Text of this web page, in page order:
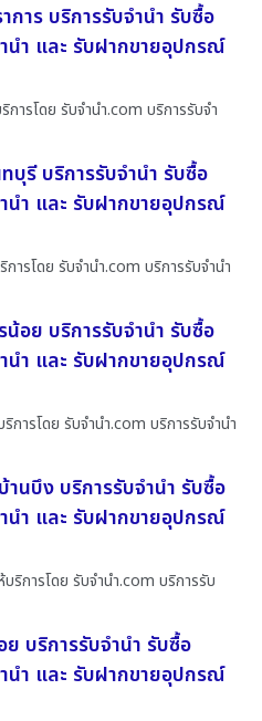
าร บริการรับจำนำ รับซื้อ
ำ และ รับฝากขายอุปกรณ์
การโดย รับจํานํา.com บริการรับจำ
บุรี บริการรับจำนำ รับซื้อ
ำ และ รับฝากขายอุปกรณ์
ารโดย รับจํานํา.com บริการรับจำนำ
อย บริการรับจำนำ รับซื้อ
ำ และ รับฝากขายอุปกรณ์
การโดย รับจํานํา.com บริการรับจำนำ
นบึง บริการรับจำนำ รับซื้อ
ำ และ รับฝากขายอุปกรณ์
ริการโดย รับจํานํา.com บริการรับ
บริการรับจำนำ รับซื้อ
ำ และ รับฝากขายอุปกรณ์